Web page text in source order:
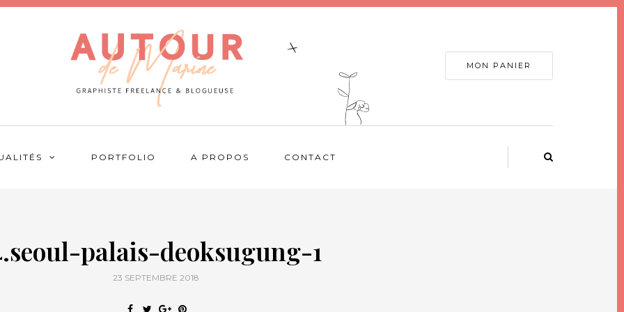
MON PANIER
PORTFOLIO A PROPOS CONTACT
palais-deoksugung-1
23 SEPTEMBRE 2018